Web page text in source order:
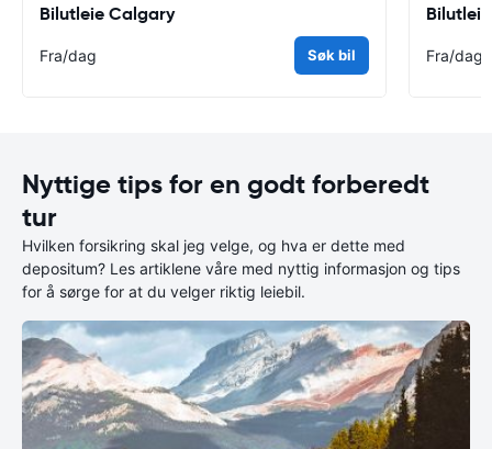
Bilutleie Calgary
Fra/dag Søk bil Fra/dag
Nyttige tips for en godt forberedt
tur
Hvilken forsikring skal jeg velge, og hva er dette med
depositum? Les artiklene våre med nyttig informasjon og tips
for å sørge for at du velger riktig leiebil.